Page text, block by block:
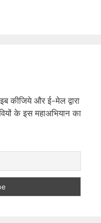
कीजिये और ई-मेल द्वारा
के इस महाअभियान का